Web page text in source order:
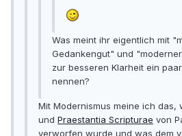
Was meint ihr eigentlich mit
Gedankengut" und
zur besseren Klarheit ein
nennen?
Mit Modernismus meine ich das,
und Praestantia Scripturae von
verworfen wurde und was dem